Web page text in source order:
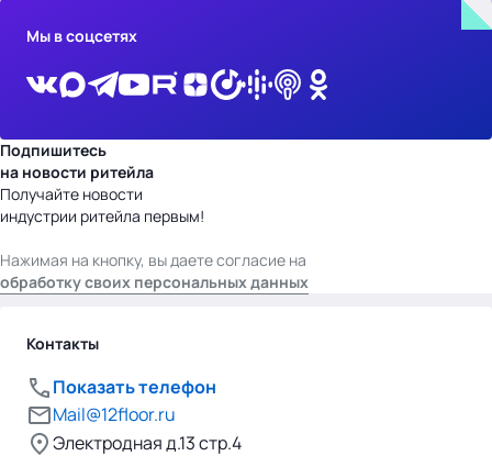
Мы в соцсетях
Подпишитесь
на новости ритейла
Получайте новости
индустрии ритейла первым!
Нажимая на кнопку, вы даете согласие на
обработку своих персональных данных
Контакты
Показать телефон
Mail@12floor.ru
Электродная д.13 стр.4